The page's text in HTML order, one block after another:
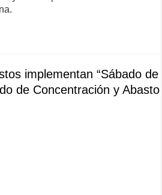
implementan “Sábado de
de Concentración y Abasto